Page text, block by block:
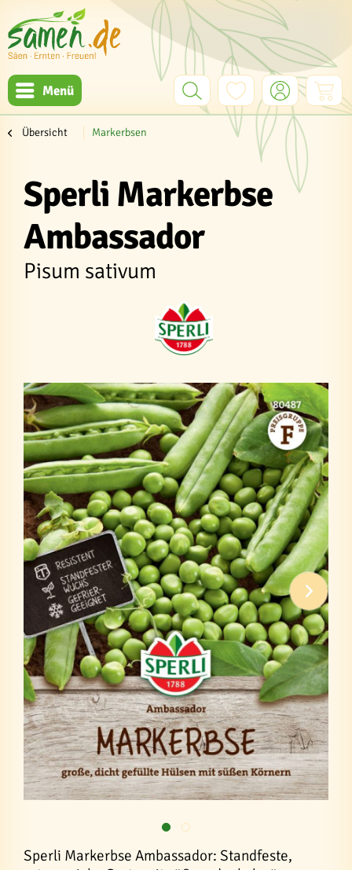
Menü
Übersicht Markerbsen
Sperli Markerbse
Ambassador
Pisum sativum
Sperli Markerbse Ambassador: Standfeste,